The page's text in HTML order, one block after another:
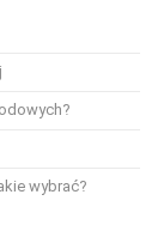
wybrać?